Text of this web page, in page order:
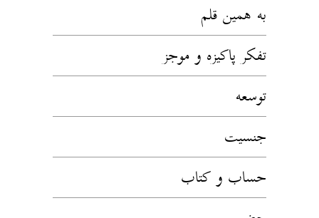
به همین قلم
تفکر پاکیزه و موجز
توسعه
جنسیت
حساب و کتاب